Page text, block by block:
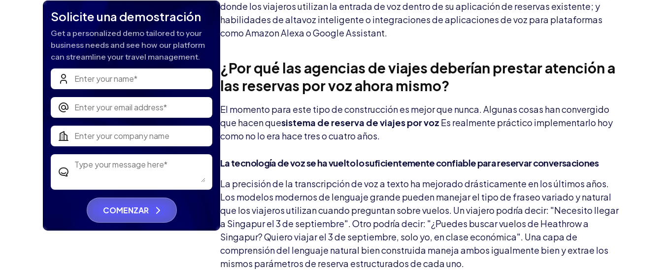
Solicite una demostración
Get a personalized demo tailored to your
business needs and see how our platform
can streamline your travel management.
COMENZAR
donde los viajeros utilizan la entrada de voz dentro de su aplicación de reservas existente; y
habilidades de altavoz inteligente o integraciones de aplicaciones de voz para plataformas
como Amazon Alexa o Google Assistant.
¿Por qué las agencias de viajes deberían prestar atención a
las reservas por voz ahora mismo?
El momento para este tipo de construcción es mejor que nunca. Algunas cosas han convergido
que hacen quesistema de reserva de viajes por voz Es realmente práctico implementarlo hoy
como no lo era hace tres o cuatro años.
La tecnología de voz se ha vuelto lo suficientemente confiable para reservar conversaciones
La precisión de la transcripción de voz a texto ha mejorado drásticamente en los últimos años.
Los modelos modernos de lenguaje grande pueden manejar el tipo de fraseo variado y natural
que los viajeros utilizan cuando preguntan sobre vuelos. Un viajero podría decir: "Necesito llegar
a Singapur el 3 de septiembre". Otro podría decir: "¿Puedes buscar vuelos de Heathrow a
Singapur? Quiero viajar el 3 de septiembre, solo yo, en clase económica". Una capa de
comprensión del lenguaje natural bien construida maneja ambos igualmente bien y extrae los
mismos parámetros de reserva estructurados de cada uno.